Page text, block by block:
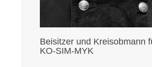
Beisitzer und Kreisobmann
KO-SIM-MYK